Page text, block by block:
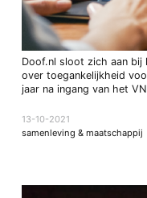
Doof.nl sloot zich aan bij
over toegankelijkheid
jaar na ingang van het
13-10-2021
samenleving & maatschappij